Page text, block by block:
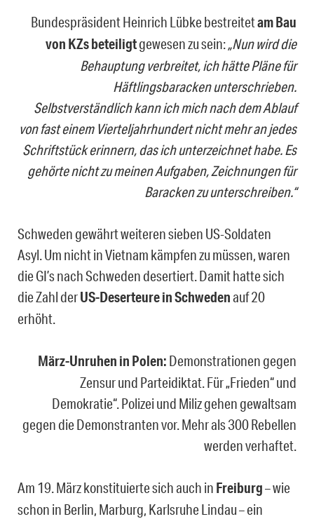
Bundespräsident Heinrich Lübke bestreitetam Bau
von KZs beteiligtgewesen zu sein:„Nun wird die
Behauptung verbreitet, ich hätte Pläne für
Häftlingsbaracken unterschrieben.
Selbstverständlich kann ich mich nach dem Ablauf
von fast einem Vierteljahrhundert nicht mehr an jedes
Schriftstück erinnern, das ich unterzeichnet habe. Es
gehörte nicht zu meinen Aufgaben, Zeichnungen für
Baracken zu unterschreiben.“
Schweden gewährt weiteren sieben US-Soldaten
Asyl. Um nicht in Vietnam kämpfen zu müssen, waren
die GI’s nach Schweden desertiert. Damit hatte sich
die Zahl derUS-Deserteure in Schwedenauf 20
erhöht.
März-Unruhen in Polen: Demonstrationen gegen
Zensur und Parteidiktat. Für „Frieden“ und
Demokratie“. Polizei und Miliz gehen gewaltsam
gegen die Demonstranten vor. Mehr als 300 Rebellen
werden verhaftet.
Am 19. März konstituierte sich auch in Freiburg– wie
schon in Berlin, Marburg, Karlsruhe Lindau – ein